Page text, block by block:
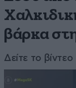
βάρκα
Δείτε το βίντεο